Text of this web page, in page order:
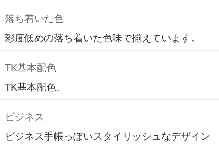
落ち着いた色
彩度低めの落ち着いた色味で揃えています。
TK基本配色
TK基本配色。
ビジネス
ビジネス手帳っぽいスタイリッシュなデザイン